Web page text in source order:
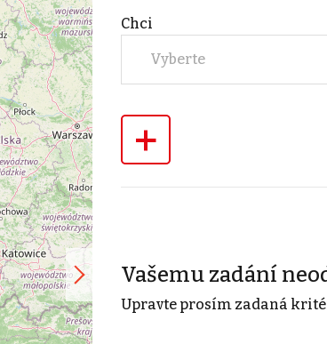
Chci
Vyberte
+
Vašemu zadání
Upravte prosím zadaná